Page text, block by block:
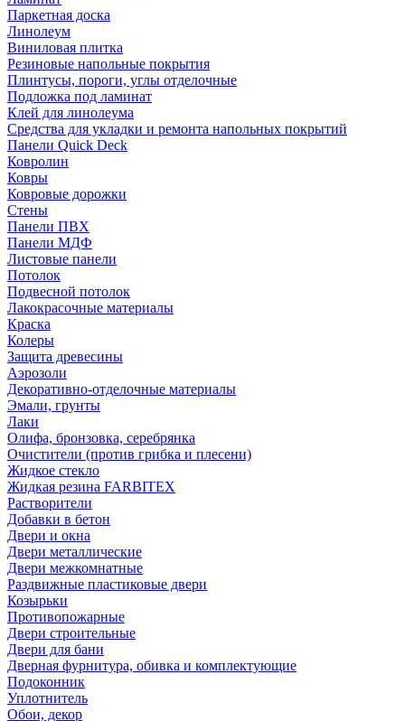
Паркетная доска
Линолеум
Виниловая плитка
Резиновые напольные покрытия
Плинтусы, пороги, углы отделочные
Подложка под ламинат
Клей для линолеума
Средства для укладки и ремонта напольных покрытий
Панели Quick Deck
Ковролин
Ковры
Ковровые дорожки
Стены
Панели ПВХ
Панели МДФ
Листовые панели
Потолок
Подвесной потолок
Лакокрасочные материалы
Краска
Колеры
Защита древесины
Аэрозоли
Декоративно-отделочные материалы
Эмали, грунты
Лаки
Олифа, бронзовка, серебрянка
Очистители (против грибка и плесени)
Жидкое стекло
Жидкая резина FARBITEX
Растворители
Добавки в бетон
Двери и окна
Двери металлические
Двери межкомнатные
Раздвижные пластиковые двери
Козырьки
Противопожарные
Двери строительные
Двери для бани
Дверная фурнитура, обивка и комплектующие
Подоконник
Уплотнитель
Обои, декор